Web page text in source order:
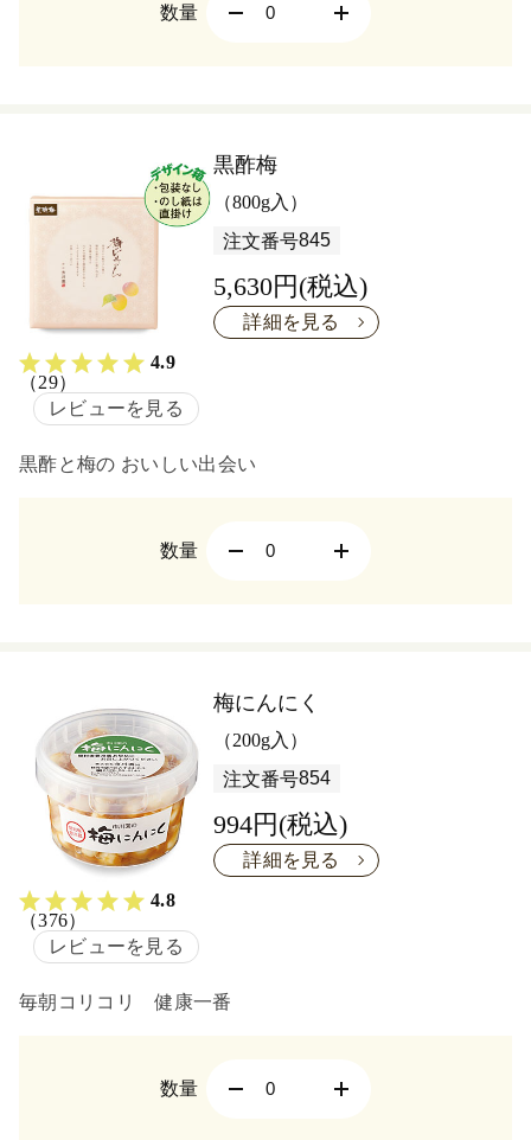
数量
4.9
（29）
レビューを見る
黒酢梅
（800g入）
注文番号845
5,630円(税込)
詳細を見る
黒酢と梅の おいしい出会い
数量
4.8
（376）
レビューを見る
梅にんにく
（200g入）
注文番号854
994円(税込)
詳細を見る
毎朝コリコリ 健康一番
数量